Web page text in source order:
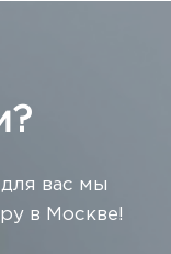
вас мы
в Москве!